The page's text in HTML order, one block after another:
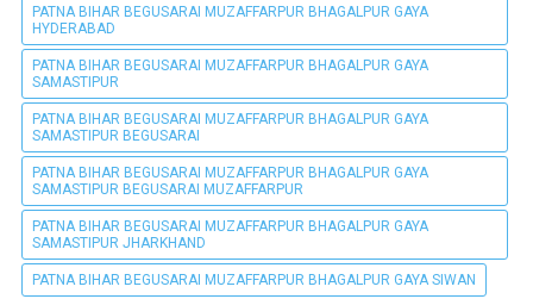
PATNA BIHAR BEGUSARAI MUZAFFARPUR BHAGALPUR GAYA
HYDERABAD
PATNA BIHAR BEGUSARAI MUZAFFARPUR BHAGALPUR GAYA
SAMASTIPUR
PATNA BIHAR BEGUSARAI MUZAFFARPUR BHAGALPUR GAYA
SAMASTIPUR BEGUSARAI
PATNA BIHAR BEGUSARAI MUZAFFARPUR BHAGALPUR GAYA
SAMASTIPUR BEGUSARAI MUZAFFARPUR
PATNA BIHAR BEGUSARAI MUZAFFARPUR BHAGALPUR GAYA
SAMASTIPUR JHARKHAND
PATNA BIHAR BEGUSARAI MUZAFFARPUR BHAGALPUR GAYA SIWAN